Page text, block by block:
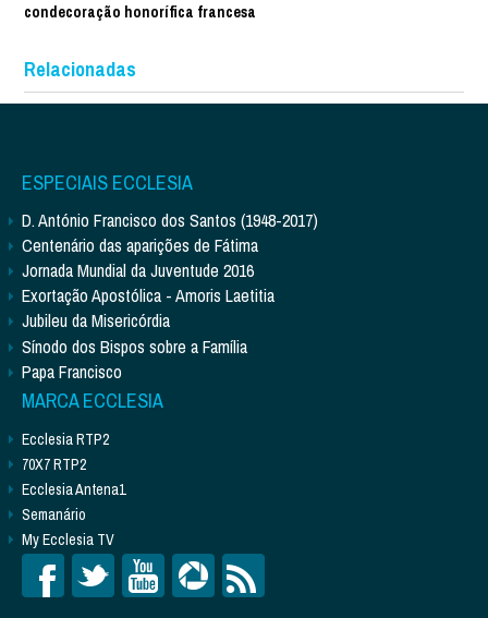
condecoração honorífica francesa
Relacionadas
ESPECIAIS ECCLESIA
D. António Francisco dos Santos (1948-2017)
Centenário das aparições de Fátima
Jornada Mundial da Juventude 2016
Exortação Apostólica - Amoris Laetitia
Jubileu da Misericórdia
Sínodo dos Bispos sobre a Família
Papa Francisco
MARCA ECCLESIA
Ecclesia RTP2
70X7 RTP2
Ecclesia Antena1
Semanário
My Ecclesia TV